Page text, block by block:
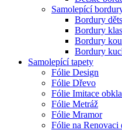
Samolepící
Bordury
Bordury
Bordury
Bordury
Samolepící tapety
Fólie Design
Fólie Dřevo
Fólie Imitace
Fólie Metráž
Fólie Mramor
Fólie na Renovaci